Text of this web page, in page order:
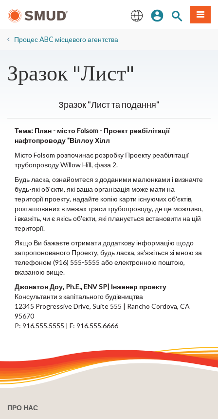
до
змісту
Увійдіть
Пошук по
Меню
Процес ABC місцевого агентства
Зразок "Лист"
Зразок "Лист та подання"
Тема: План - місто Folsom - Проект реабілітації
нафтопроводу "Віллоу Хілл
Місто Folsom розпочинає розробку Проекту реабілітації
трубопроводу Willow Hill, фаза 2.
Будь ласка, ознайомтеся з доданими малюнками і визначте
будь-які об'єкти, які ваша організація може мати на
території проекту, надайте копію карти існуючих об'єктів,
розташованих в межах траси трубопроводу, де це можливо,
і вкажіть, чи є якісь об'єкти, які планується встановити на цій
території.
Якщо Ви бажаєте отримати додаткову інформацію щодо
запропонованого Проекту, будь ласка, зв'яжіться зі мною за
телефоном (916) 555-5555 або електронною поштою,
вказаною вище.
Джонатон Доу, Ph.E., ENV SP| Інженер проекту
Консультанти з капітального будівництва
12345 Progressive Drive, Suite 555 | Rancho Cordova, CA
95670
P: 916.555.5555 | F: 916.555.6666
ПРО НАС